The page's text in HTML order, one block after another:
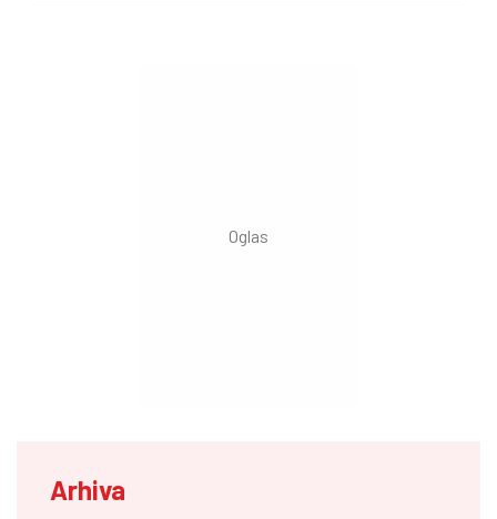
Arhiva